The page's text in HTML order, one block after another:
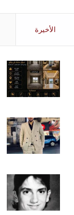
الأخيرة